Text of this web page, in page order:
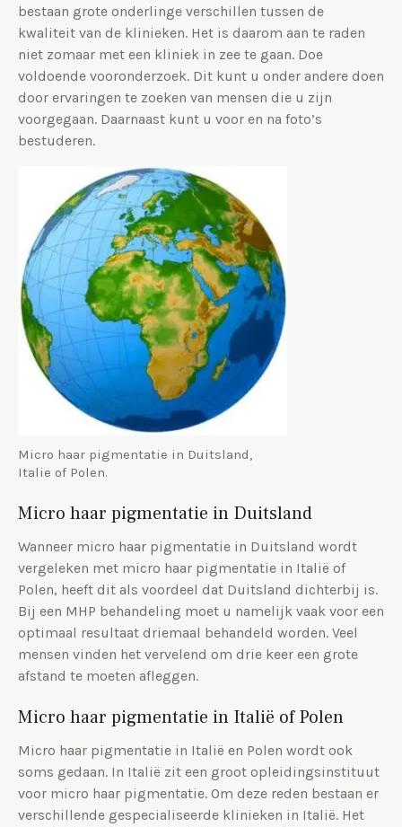
bestaan grote onderlinge verschillen tussen de
kwaliteit van de klinieken. Het is daarom aan te raden
niet zomaar met een kliniek in zee te gaan. Doe
voldoende vooronderzoek. Dit kunt u onder andere doen
door ervaringen te zoeken van mensen die u zijn
voorgegaan. Daarnaast kunt u voor en na foto’s
bestuderen.
Micro haar pigmentatie in Duitsland,
Italie of Polen.
Micro haar pigmentatie in Duitsland
Wanneer micro haar pigmentatie in Duitsland wordt
vergeleken met micro haar pigmentatie in Italië of
Polen, heeft dit als voordeel dat Duitsland dichterbij is.
Bij een MHP behandeling moet u namelijk vaak voor een
optimaal resultaat driemaal behandeld worden. Veel
mensen vinden het vervelend om drie keer een grote
afstand te moeten afleggen.
Micro haar pigmentatie in Italië of Polen
Micro haar pigmentatie in Italië en Polen wordt ook
soms gedaan. In Italië zit een groot opleidingsinstituut
voor micro haar pigmentatie. Om deze reden bestaan er
verschillende gespecialiseerde klinieken in Italië. Het